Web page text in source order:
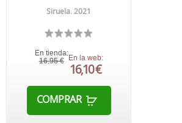
Siruela. 2021
En tienda:
16,95 € En la web:
16,10 €
COMPRAR